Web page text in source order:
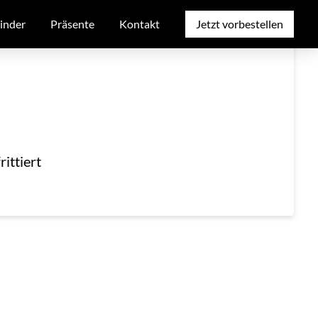
Präsente Kontakt Jetzt vorbestellen